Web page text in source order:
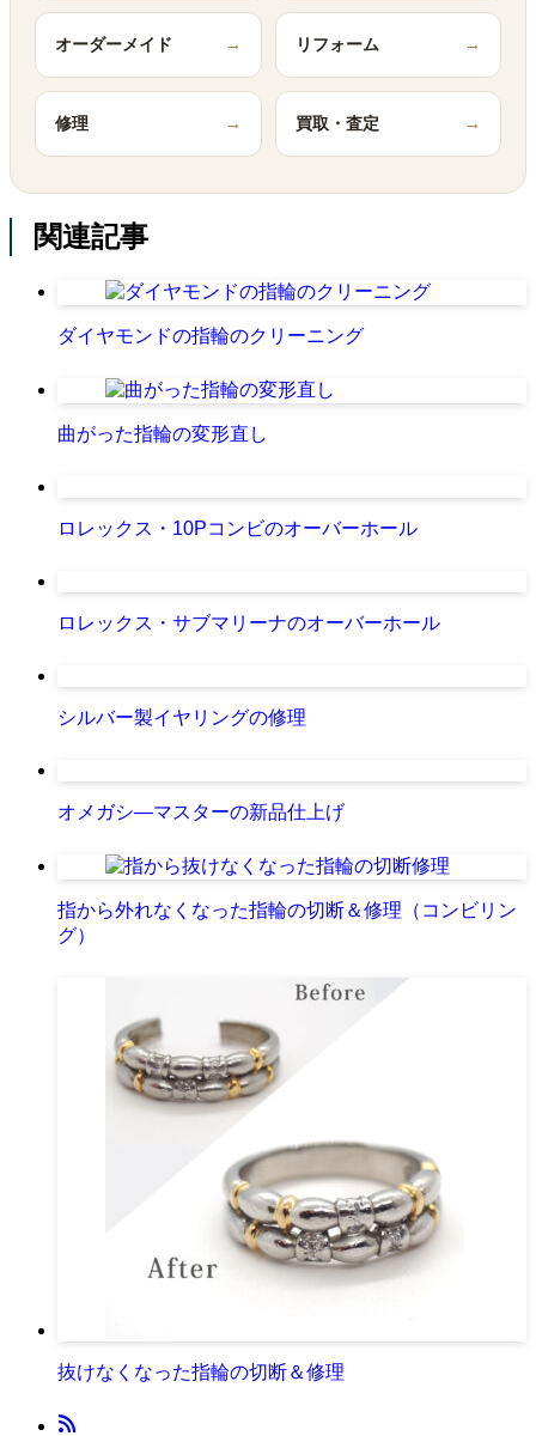
オーダーメイド → リフォーム →
修理 → 買取・査定 →
関連記事
ダイヤモンドの指輪のクリーニング
曲がった指輪の変形直し
ロレックス・10Pコンビのオーバーホール
ロレックス・サブマリーナのオーバーホール
シルバー製イヤリングの修理
オメガシ―マスターの新品仕上げ
指から外れなくなった指輪の切断＆修理（コンビリン
グ）
抜けなくなった指輪の切断＆修理